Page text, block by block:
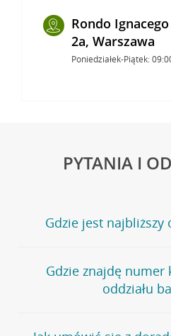
Rondo
2a, Warszawa
Poniedziałek-Piątek:
PYTANIA I
Gdzie jest najbliższy
Jeśli szukasz oddziału naszego
stronęPlacówki i bankomaty,
wygodna wyszukiwarka.
oddziałów
Gdzie znajdę numer
oddziału
Bank Credit Agricole nie